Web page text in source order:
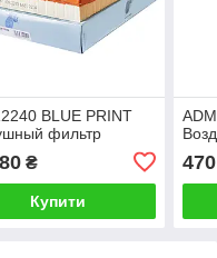
BLUE PRINT
фильтр
₴
Купити